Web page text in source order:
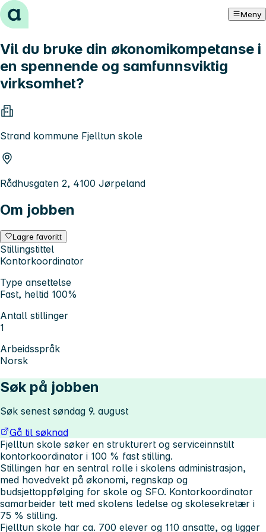
Hopp til innhold Meny
Vil du bruke din økonomikompetanse i
en spennende og samfunnsviktig
virksomhet?
Strand kommune Fjelltun skole
Rådhusgaten 2, 4100 Jørpeland
Om jobben
Lagre favoritt
Stillingstittel
Kontorkoordinator
Type ansettelse
Fast, heltid 100%
Antall stillinger
1
Arbeidsspråk
Norsk
Søk på jobben
Søk senest søndag 9. august
Gå til søknad
Fjelltun skole søker en strukturert og serviceinnstilt
kontorkoordinator i 100 % fast stilling.
Stillingen har en sentral rolle i skolens administrasjon,
med hovedvekt på økonomi, regnskap og
budsjettoppfølging for skole og SFO. Kontorkoordinator
samarbeider tett med skolens ledelse og skolesekretær i
75 % stilling.
Fjelltun skole har ca. 700 elever og 110 ansatte, og ligger